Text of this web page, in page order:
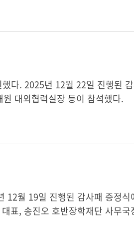
다. 2025년 12월 22일 진행된
대외협력실장 등이 참석했다.
12월 19일 진행된 감사패 증정식
표, 송진오 호반장학재단 사무국